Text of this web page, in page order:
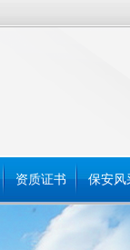
资质证书 保安风